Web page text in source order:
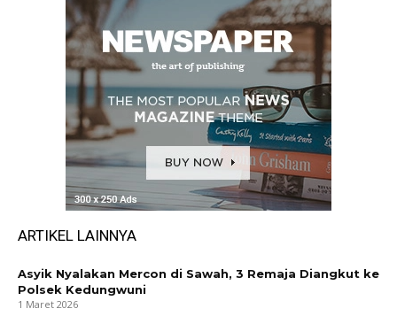
ARTIKEL LAINNYA
Asyik Nyalakan Mercon di Sawah, 3 Remaja Diangkut ke
Polsek Kedungwuni
1 Maret 2026